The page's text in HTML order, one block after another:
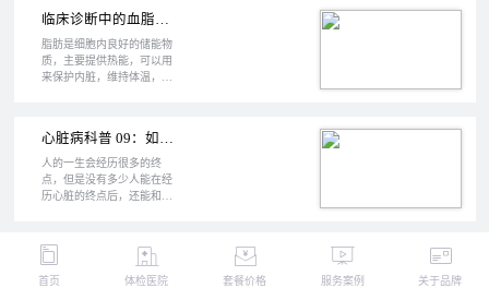
临床诊断中的血脂高到底意味着什么？
脂肪是细胞内良好的储能物
质，主要提供热能，可以用
来保护内脏，维持体温，协
血脂的指标。对于肥胖的
人，每年的体检中最关注的
就是血脂的指标了，那么血
脂高到底是什么意思呢？我
“血脂高是哪个指标高？”
时，用户常常一头雾水，自
人的一生会经历很多的终
点，但是没有多少人能在经
历心脏的终点后，还能和我
那就让我们来真实感受一下
这个场景。无论你是哪种患
者，所患何种疾病，当你的
首页 体检医院 套餐价格 服务案例 关于品牌